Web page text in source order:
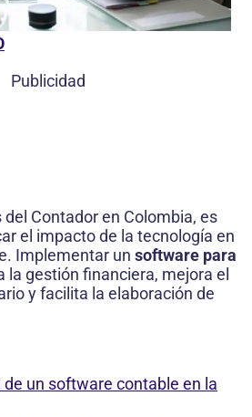
Publicidad
del Contador en Colombia, es
el impacto de la tecnología en
Implementar un software para
la gestión financiera, mejora el
y facilita la elaboración de
un software contable en la